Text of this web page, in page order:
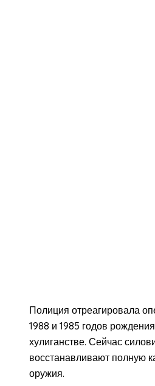
Полиция отреагировала
1988 и 1985 годов
хулиганстве. Сейчас
восстанавливают полную
оружия.